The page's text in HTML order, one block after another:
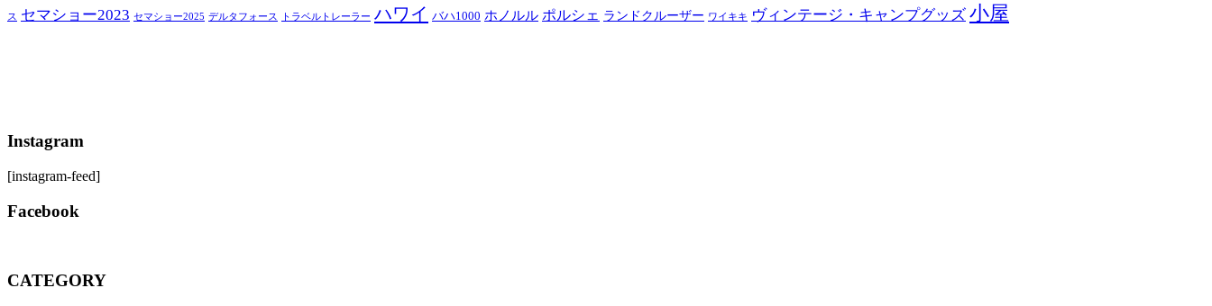
ス セマショー2023 セマショー2025 デルタフォース トラベルトレーラー ハワイ バハ1000 ホノルル ポルシェ ランドクルーザー ワイキキ ヴィンテージ・キャンプグッズ 小屋
Instagram
[instagram-feed]
Facebook
CATEGORY